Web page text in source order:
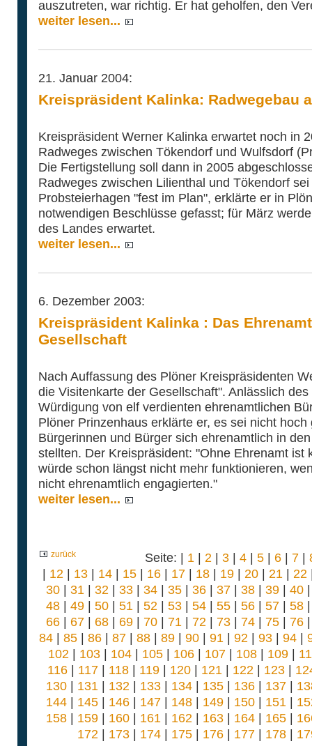
auszutreten, war richtig. Er hat geholfen, den
weiter lesen...
21. Januar 2004:
Kreispräsident Kalinka: Radwegebau
Kreispräsident Werner Kalinka erwartet noch in
Radweges zwischen Tökendorf und Wulfsdorf
Die Fertigstellung soll dann in 2005
Radweges zwischen Lilienthal und Tökendorf
Probsteierhagen "fest im Plan", erklärte er in
notwendigen Beschlüsse gefasst; für März
des Landes erwartet.
weiter lesen...
6. Dezember 2003:
Kreispräsident Kalinka : Das
Gesellschaft
Nach Auffassung des Plöner Kreispräsidenten
die Visitenkarte der Gesellschaft". Anlässlich
Würdigung von elf verdienten ehrenamtlichen
Plöner Prinzenhaus erklärte er, es sei nicht
Bürgerinnen und Bürger sich ehrenamtlich in
stellten. Der Kreispräsident: "Ohne Ehrenamt ist
würde schon längst nicht mehr funktionieren,
nicht ehrenamtlich engagierten."
weiter lesen...
zurück Seite: | 1 | 2 | 3 | 4 | 5 | 6 | 7 |
| 12 | 13| 14| 15| 16| 17| 18| 19| 20| 21 | 22
30| 31 | 32 | 33| 34| 35| 36| 37| 38| 39| 40
48| 49| 50| 51 | 52 | 53| 54| 55| 56| 57| 58
66| 67| 68| 69| 70| 71 | 72 | 73| 74| 75| 76
84| 85| 86| 87| 88| 89| 90| 91 | 92 | 93| 94|
102 | 103 | 104 | 105 | 106 | 107 | 108 | 109 |
116| 117| 118| 119| 120| 121 | 122 | 123|
130| 131 | 132 | 133| 134| 135| 136| 137|
144| 145| 146| 147| 148| 149| 150| 151 |
158| 159| 160| 161 | 162 | 163| 164| 165|
172 | 173| 174| 175| 176| 177| 178|